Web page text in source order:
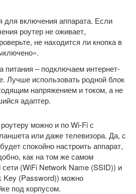
для включения аппарата. Если
роутер не оживает,
не находится ли кнопка в
питания – подключаем интернет-
Лучше использовать родной блок
напряжением и током, а не
адаптер.
можно и по Wi-Fi с
или даже телевизора. Да, с
спокойно настроить аппарат,
как на том же самом
(WiFi Network Name (SSID)) и
Key (Password)) можно
под корпусом.